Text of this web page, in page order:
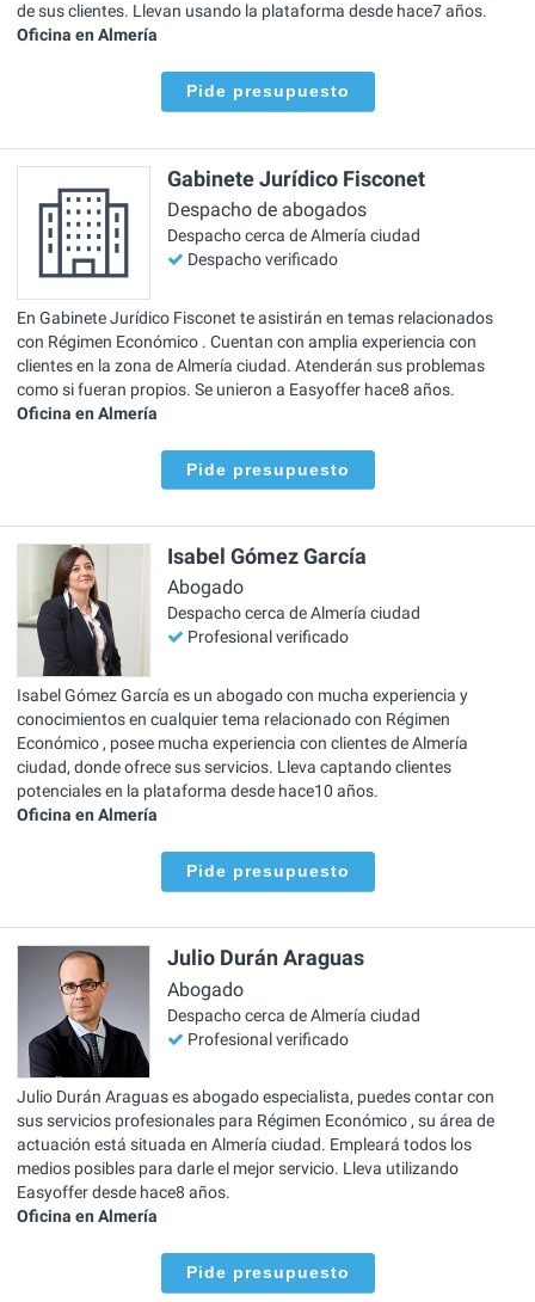
de sus clientes. Llevan usando la plataforma desde hace7 años.
Oficina en Almería
Pide presupuesto
Gabinete Jurídico Fisconet
Despacho de abogados
Despacho cerca de Almería ciudad
Despacho verificado
En Gabinete Jurídico Fisconet te asistirán en temas relacionados
con Régimen Económico . Cuentan con amplia experiencia con
clientes en la zona de Almería ciudad. Atenderán sus problemas
como si fueran propios. Se unieron a Easyoffer hace8 años.
Oficina en Almería
Pide presupuesto
Isabel Gómez García
Abogado
Despacho cerca de Almería ciudad
Profesional verificado
Isabel Gómez García es un abogado con mucha experiencia y
conocimientos en cualquier tema relacionado con Régimen
Económico , posee mucha experiencia con clientes de Almería
ciudad, donde ofrece sus servicios. Lleva captando clientes
potenciales en la plataforma desde hace10 años.
Oficina en Almería
Pide presupuesto
Julio Durán Araguas
Abogado
Despacho cerca de Almería ciudad
Profesional verificado
Julio Durán Araguas es abogado especialista, puedes contar con
sus servicios profesionales para Régimen Económico , su área de
actuación está situada en Almería ciudad. Empleará todos los
medios posibles para darle el mejor servicio. Lleva utilizando
Easyoffer desde hace8 años.
Oficina en Almería
Pide presupuesto